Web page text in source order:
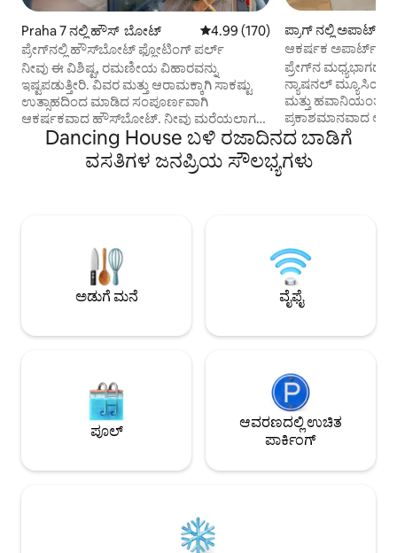
Praha 7 ನಲ್ಲಿ ಹೌಸ್ ‌ ಬೋಟ್ 5 ರಲ್ಲಿ 4.99 ಸರಾಸರಿ ರೇಟಿಂಗ್, 170
4.99 (170)
ಪ್ರೇಗ್‌ನಲ್ಲಿ ಹೌಸ್‌ಬೋಟ್ ಫ್ಲೋಟಿಂಗ್ ಪರ್ಲ್
ನೀವು ಈ ವಿಶಿಷ್ಟ, ರಮಣೀಯ ವಿಹಾರವನ್ನು
ಇಷ್ಟಪಡುತ್ತೀರಿ. ವಿವರ ಮತ್ತು ಆರಾಮಕ್ಕಾಗಿ ಸಾಕಷ್ಟು
ಉತ್ಸಾಹದಿಂದ ಮಾಡಿದ ಸಂಪೂರ್ಣವಾಗಿ
ಆಕರ್ಷಕವಾದ ಹೌಸ್‌ಬೋಟ್. ನೀವು ಮರೆಯಲಾಗದ
ವಾಸ್ತವ್ಯವನ್ನು ಅನುಭವಿಸುತ್ತೀರಿ ಮತ್ತು ನೀವು
ಹೊರಡಲು ಬಯಸುವುದಿಲ್ಲ. ನೀವು ಮೀನು
ಹಿಡಿಯಬಹುದು ಅಥವಾ ಮೀನುಗಳಿಂದ ತುಂಬಿದ
ಅಡುಗೆಮನೆಯಲ್ಲಿ ನಿಮ್ಮ ರುಚಿಯ ಅನುಭವವನ್ನು
ನೀವು ಸಿದ್ಧಪಡಿಸುತ್ತೀರಿ. ಪೂರ್ಣ ದಿನದ ನಂತರ,
ಅಗ್ಗಿಷ್ಟಿಕೆ ಮೂಲಕ ವಿಶ್ರಾಂತಿ ಪಡೆಯಿರಿ. ನೀವು ಡೆಕ್‌ನಲ್ಲಿ
ಕುಳಿತು ನೀರಿನ ಮಟ್ಟವನ್ನು ಗಮನಿಸುತ್ತೀರಿ.
ಪ್ರಾಗ್ ನಲ್ಲಿ
ಆಕರ್ಷಕ
ಮತ್ತು ಗ್ಯಾರೇಜ್ 5' ದೂರ
ಪ್ರೇಗ್‌ನ ಮಧ್ಯಭಾಗದಲ್ಲಿ,
ನ್ಯಾಷನಲ್ ಮ್ಯೂಸಿಯಂನ
ಮತ್ತು
ಪ್ರಕಾಶಮಾನವಾದ
ಕಾರಿನಲ್ಲಿ 5 ನಿಮಿಷಗಳ
ಉಚಿತ ಸುರಕ್ಷಿತ
ಅಪಾರ್ಟ್‌ಮೆಂಟ್
ದೂರದಲ್ಲಿ). :)
ಬಾರ್‌ಗಳು ಮತ್ತು
ಅಂಗಡಿಗಳಿವೆ.
Dancing House ಬಳಿ ರಜಾದಿನದ ಬಾಡಿಗೆ
ವಸತಿಗಳ ಜನಪ್ರಿಯ ಸೌಲಭ್ಯಗಳು
ಅಡುಗೆ ಮನೆ ವೈಫೈ
ಪೂಲ್
ಆವರಣದಲ್ಲಿ ಉಚಿತ
ಪಾರ್ಕಿಂಗ್